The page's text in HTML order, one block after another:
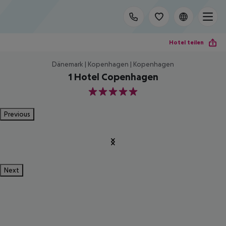
Hotel teilen
Dänemark | Kopenhagen | Kopenhagen
1 Hotel Copenhagen
5
Previous
Next